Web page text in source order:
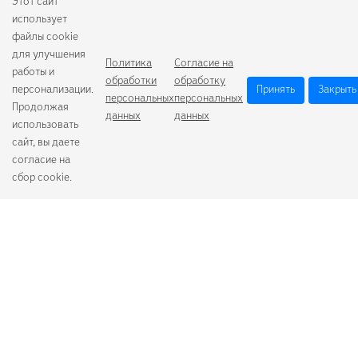
Этот сайт
использует
файлы cookie
для улучшения
работы и
персонализации.
Продолжая
использовать
сайт, вы даете
согласие на
сбор cookie.
Политика
обработки
персональных
данных
Согласие на
обработку
персональных
данных
Принять Закрыть